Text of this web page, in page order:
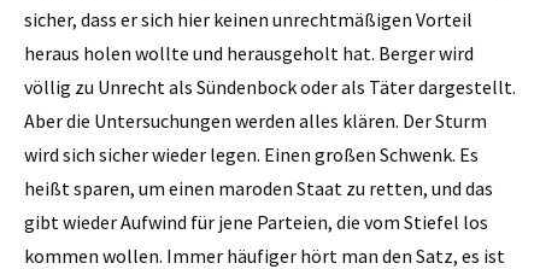
sicher, dass er sich hier keinen unrechtmäßigen Vorteil
heraus holen wollte und herausgeholt hat. Berger wird
völlig zu Unrecht als Sündenbock oder als Täter dargestellt.
Aber die Untersuchungen werden alles klären. Der Sturm
wird sich sicher wieder legen. Einen großen Schwenk. Es
heißt sparen, um einen maroden Staat zu retten, und das
gibt wieder Aufwind für jene Parteien, die vom Stiefel los
kommen wollen. Immer häufiger hört man den Satz, es ist